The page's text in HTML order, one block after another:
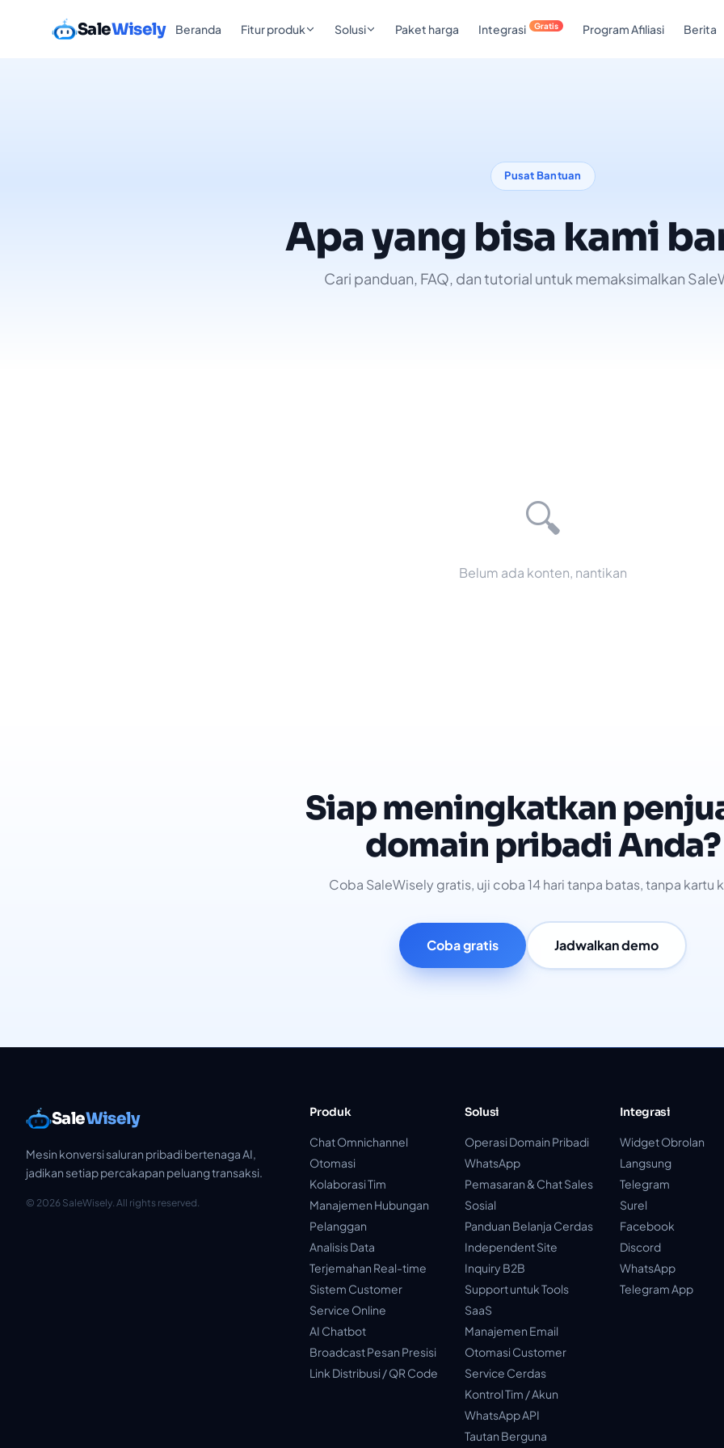
SaleWisely Beranda Fitur produk Solusi Paket harga Integrasi Gratis Program Afiliasi Berita
Pusat Bantuan
Apa yang bisa kami
Cari panduan, FAQ, dan tutorial untuk memaksimalkan
🔍
Belum ada konten, nantikan
Siap meningkatkan
domain pribadi Anda?
Coba SaleWisely gratis, uji coba 14 hari tanpa batas, tanpa kartu
Coba gratis Jadwalkan demo
SaleWisely
Mesin konversi saluran pribadi bertenaga AI,
jadikan setiap percakapan peluang transaksi.
© 2026 SaleWisely. All rights reserved.
Produk
Chat Omnichannel
Otomasi
Kolaborasi Tim
Manajemen Hubungan
Pelanggan
Analisis Data
Terjemahan Real-time
Sistem Customer
Service Online
AI Chatbot
Broadcast Pesan Presisi
Link Distribusi / QR Code
Solusi
Operasi Domain Pribadi
WhatsApp
Pemasaran & Chat Sales
Sosial
Panduan Belanja Cerdas
Independent Site
Inquiry B2B
Support untuk Tools
SaaS
Manajemen Email
Otomasi Customer
Service Cerdas
Kontrol Tim / Akun
WhatsApp API
Tautan Berguna
Integrasi
Widget Obrolan
Langsung
Telegram
Surel
Facebook
Discord
WhatsApp
Telegram App